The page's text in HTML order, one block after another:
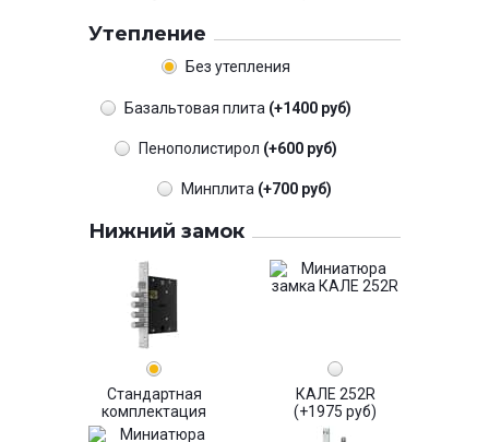
Утепление
Без утепления
Базальтовая плита (+1400 руб)
Пенополистирол (+600 руб)
Минплита (+700 руб)
Нижний замок
Стандартная
комплектация
КАЛЕ 252R
(+1975 руб)